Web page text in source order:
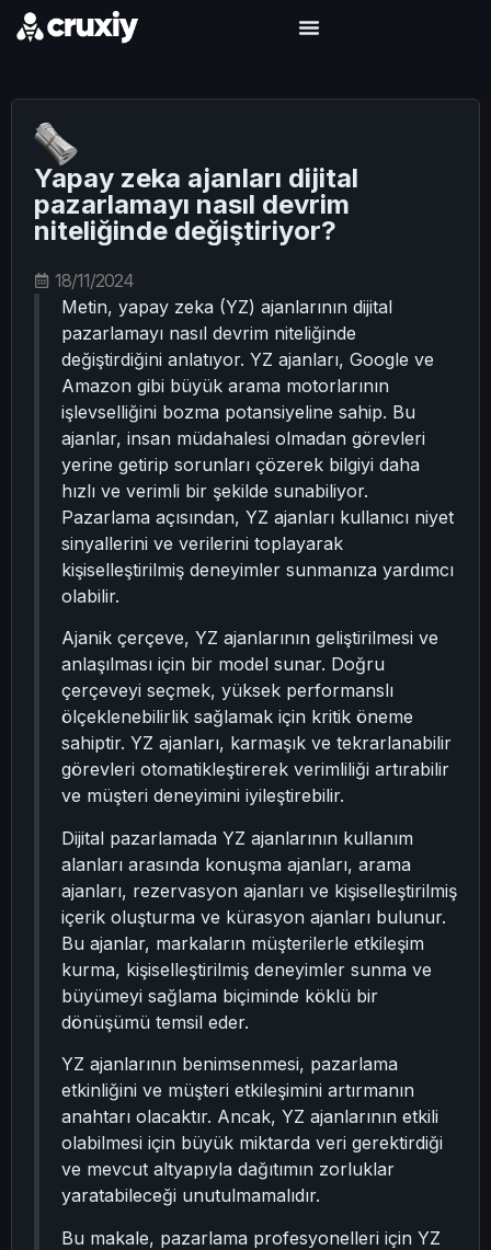
Yapay zeka ajanları dijital
pazarlamayı nasıl devrim
niteliğinde değiştiriyor?
18/11/2024
Metin, yapay zeka (YZ) ajanlarının dijital
pazarlamayı nasıl devrim niteliğinde
değiştirdiğini anlatıyor. YZ ajanları, Google ve
Amazon gibi büyük arama motorlarının
işlevselliğini bozma potansiyeline sahip. Bu
ajanlar, insan müdahalesi olmadan görevleri
yerine getirip sorunları çözerek bilgiyi daha
hızlı ve verimli bir şekilde sunabiliyor.
Pazarlama açısından, YZ ajanları kullanıcı niyet
sinyallerini ve verilerini toplayarak
kişiselleştirilmiş deneyimler sunmanıza yardımcı
olabilir.
Ajanik çerçeve, YZ ajanlarının geliştirilmesi ve
anlaşılması için bir model sunar. Doğru
çerçeveyi seçmek, yüksek performanslı
ölçeklenebilirlik sağlamak için kritik öneme
sahiptir. YZ ajanları, karmaşık ve tekrarlanabilir
görevleri otomatikleştirerek verimliliği artırabilir
ve müşteri deneyimini iyileştirebilir.
Dijital pazarlamada YZ ajanlarının kullanım
alanları arasında konuşma ajanları, arama
ajanları, rezervasyon ajanları ve kişiselleştirilmiş
içerik oluşturma ve kürasyon ajanları bulunur.
Bu ajanlar, markaların müşterilerle etkileşim
kurma, kişiselleştirilmiş deneyimler sunma ve
büyümeyi sağlama biçiminde köklü bir
dönüşümü temsil eder.
YZ ajanlarının benimsenmesi, pazarlama
etkinliğini ve müşteri etkileşimini artırmanın
anahtarı olacaktır. Ancak, YZ ajanlarının etkili
olabilmesi için büyük miktarda veri gerektirdiği
ve mevcut altyapıyla dağıtımın zorluklar
yaratabileceği unutulmamalıdır.
Bu makale, pazarlama profesyonelleri için YZ